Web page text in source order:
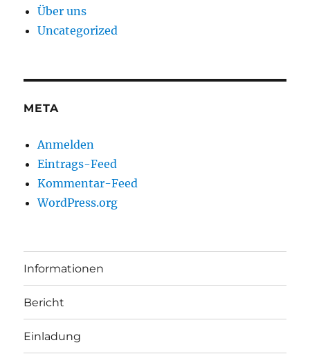
Über uns
Uncategorized
META
Anmelden
Eintrags-Feed
Kommentar-Feed
WordPress.org
Informationen
Bericht
Einladung